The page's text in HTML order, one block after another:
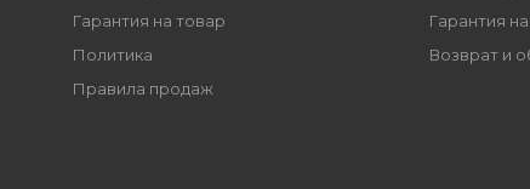
Гарантия на товар
Политика
Правила продаж
Гарантия
Возврат и